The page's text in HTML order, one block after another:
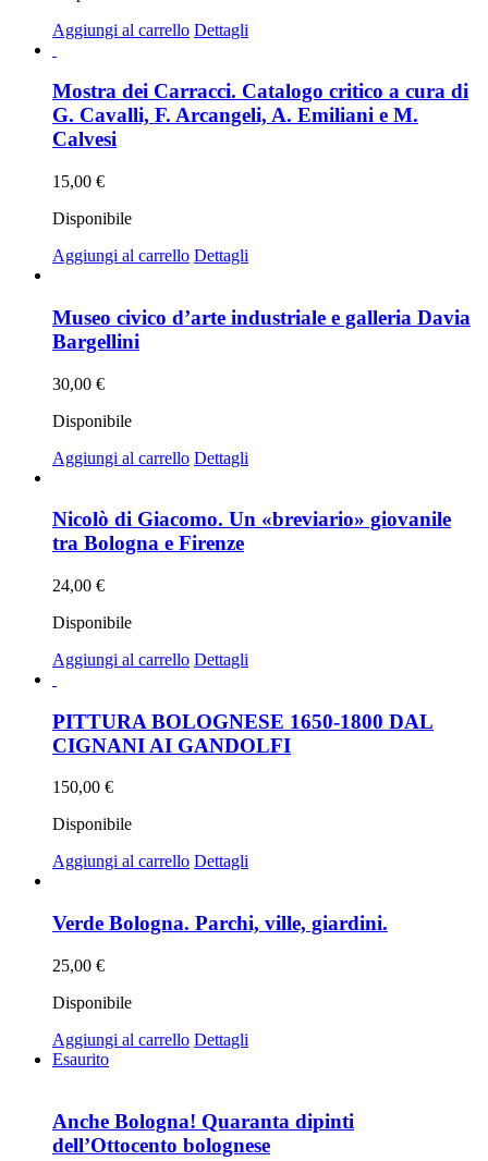
Aggiungi al carrello Dettagli
Mostra dei Carracci. Catalogo critico a cura di
G. Cavalli, F. Arcangeli, A. Emiliani e M.
Calvesi
15,00 €
Disponibile
Aggiungi al carrello Dettagli
Museo civico d’arte industriale e galleria Davia
Bargellini
30,00 €
Disponibile
Aggiungi al carrello Dettagli
Nicolò di Giacomo. Un «breviario» giovanile
tra Bologna e Firenze
24,00 €
Disponibile
Aggiungi al carrello Dettagli
PITTURA BOLOGNESE 1650-1800 DAL
CIGNANI AI GANDOLFI
150,00 €
Disponibile
Aggiungi al carrello Dettagli
Verde Bologna. Parchi, ville, giardini.
25,00 €
Disponibile
Aggiungi al carrello Dettagli
Esaurito
Anche Bologna! Quaranta dipinti
dell’Ottocento bolognese